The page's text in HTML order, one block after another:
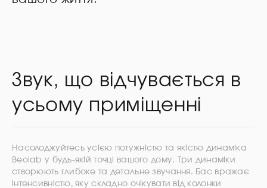
Звук, що відчувається в
усьому приміщенні
Насолоджуйтесь усією потужністю та якістю динаміка
Beolab у будь-якій точці вашого дому. Три динаміки
створюють глибоке та детальне звучання. Бас вражає
інтенсивністю, яку складно очікувати від колонки